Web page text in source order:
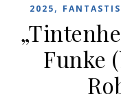
2025,
Funke